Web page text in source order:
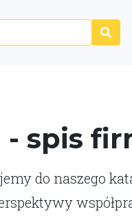
- spis
do naszego